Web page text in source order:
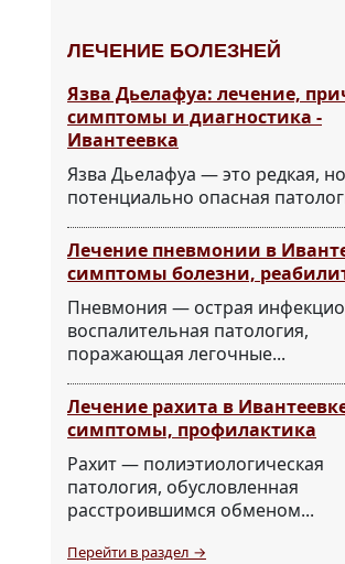
ЛЕЧЕНИЕ БОЛЕЗНЕЙ
Язва Дьелафуа: лечение,
симптомы и диагностика -
Ивантеевка
Язва Дьелафуа — это редкая, но
потенциально опасная
Лечение пневмонии в
симптомы болезни,
Пневмония — острая
воспалительная патология,
поражающая легочные...
Лечение рахита в
симптомы, профилактика
Рахит — полиэтиологическая
патология, обусловленная
расстроившимся обменом...
Перейти в раздел →